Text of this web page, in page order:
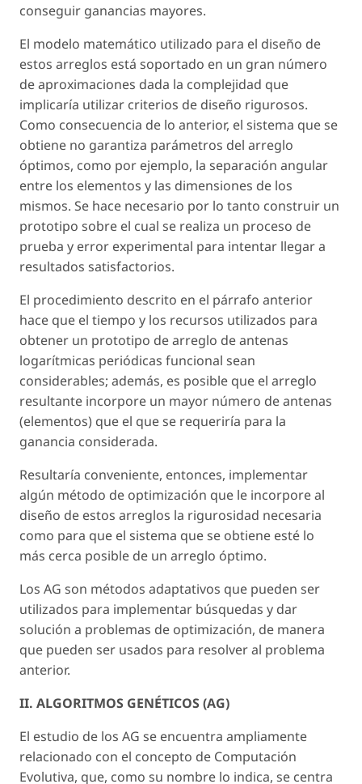
conseguir ganancias mayores.
El modelo matemático utilizado para el diseño de
estos arreglos está soportado en un gran número
de aproximaciones dada la complejidad que
implicaría utilizar criterios de diseño rigurosos.
Como consecuencia de lo anterior, el sistema que se
obtiene no garantiza parámetros del arreglo
óptimos, como por ejemplo, la separación angular
entre los elementos y las dimensiones de los
mismos. Se hace necesario por lo tanto construir un
prototipo sobre el cual se realiza un proceso de
prueba y error experimental para intentar llegar a
resultados satisfactorios.
El procedimiento descrito en el párrafo anterior
hace que el tiempo y los recursos utilizados para
obtener un prototipo de arreglo de antenas
logarítmicas periódicas funcional sean
considerables; además, es posible que el arreglo
resultante incorpore un mayor número de antenas
(elementos) que el que se requeriría para la
ganancia considerada.
Resultaría conveniente, entonces, implementar
algún método de optimización que le incorpore al
diseño de estos arreglos la rigurosidad necesaria
como para que el sistema que se obtiene esté lo
más cerca posible de un arreglo óptimo.
Los AG son métodos adaptativos que pueden ser
utilizados para implementar búsquedas y dar
solución a problemas de optimización, de manera
que pueden ser usados para resolver al problema
anterior.
II. ALGORITMOS GENÉTICOS (AG)
El estudio de los AG se encuentra ampliamente
relacionado con el concepto de Computación
Evolutiva, que, como su nombre lo indica, se centra